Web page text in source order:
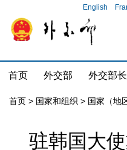
English
首页 外交部 外交部长
首页 > 国家和组织 > 国家（地
驻韩国大